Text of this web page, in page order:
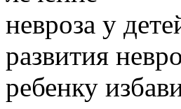
невроза у
развития
ребенку